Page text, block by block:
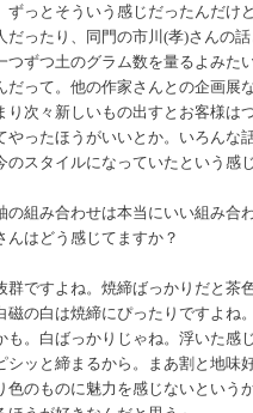
ずっとそういう感じだったんだけ
だったり、同門の市川(孝)さんの
つずつ土のグラム数を量るよみた
だって。他の作家さんとの企画展
り次々新しいもの出すとお客様は
やったほうがいいとか。いろんな
のスタイルになっていたという感
組み合わせは本当にいい組み合
んはどう感じてますか？
群ですよね。焼締ばっかりだと茶
磁の白は焼締にぴったりですよね
も。白ばっかりじゃね。浮いた感
シッと締まるから。まあ割と地味
色のものに魅力を感じないという